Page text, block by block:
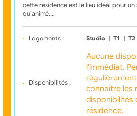
cette résidence est le lieu idéal pour un
qu’animé.…
Logements : Studio | T1 | T2
Disponibilités :
Aucune
l'immédiat.
connaître les
disponibilités
résidence.